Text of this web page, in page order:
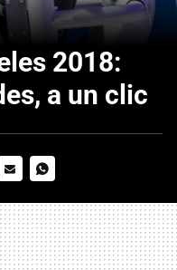
2018:
a un clic
MAIL